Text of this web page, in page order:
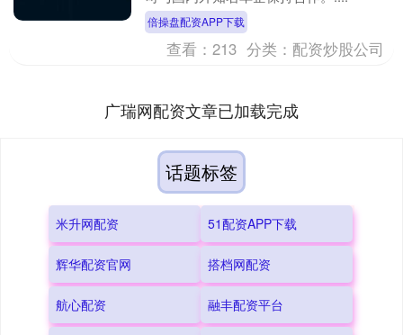
倍操盘配资APP下载
查看：213 分类： 配资炒股公司
广瑞网配资文章已加载完成
话题标签
米升网配资 51配资APP下载
辉华配资官网 搭档网配资
航心配资 融丰配资平台